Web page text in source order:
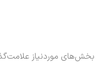
بخش‌های موردنیاز